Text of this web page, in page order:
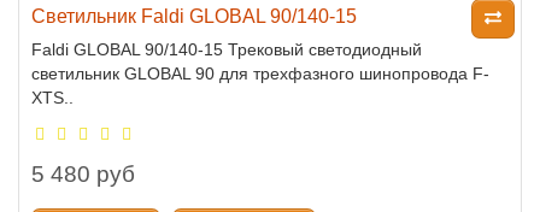
Светильник Faldi GLOBAL 90/140-15
Faldi GLOBAL 90/140-15 Трековый светодиодный
светильник GLOBAL 90 для трехфазного шинопровода F-
XTS..
5 480 руб